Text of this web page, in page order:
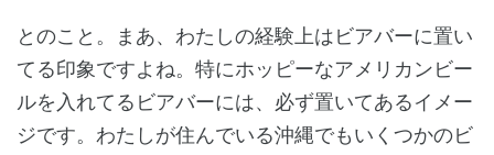
とのこと。まあ、わたしの経験上はビアバーに置い
てる印象ですよね。特にホッピーなアメリカンビー
ルを入れてるビアバーには、必ず置いてあるイメー
ジです。わたしが住んでいる沖縄でもいくつかのビ